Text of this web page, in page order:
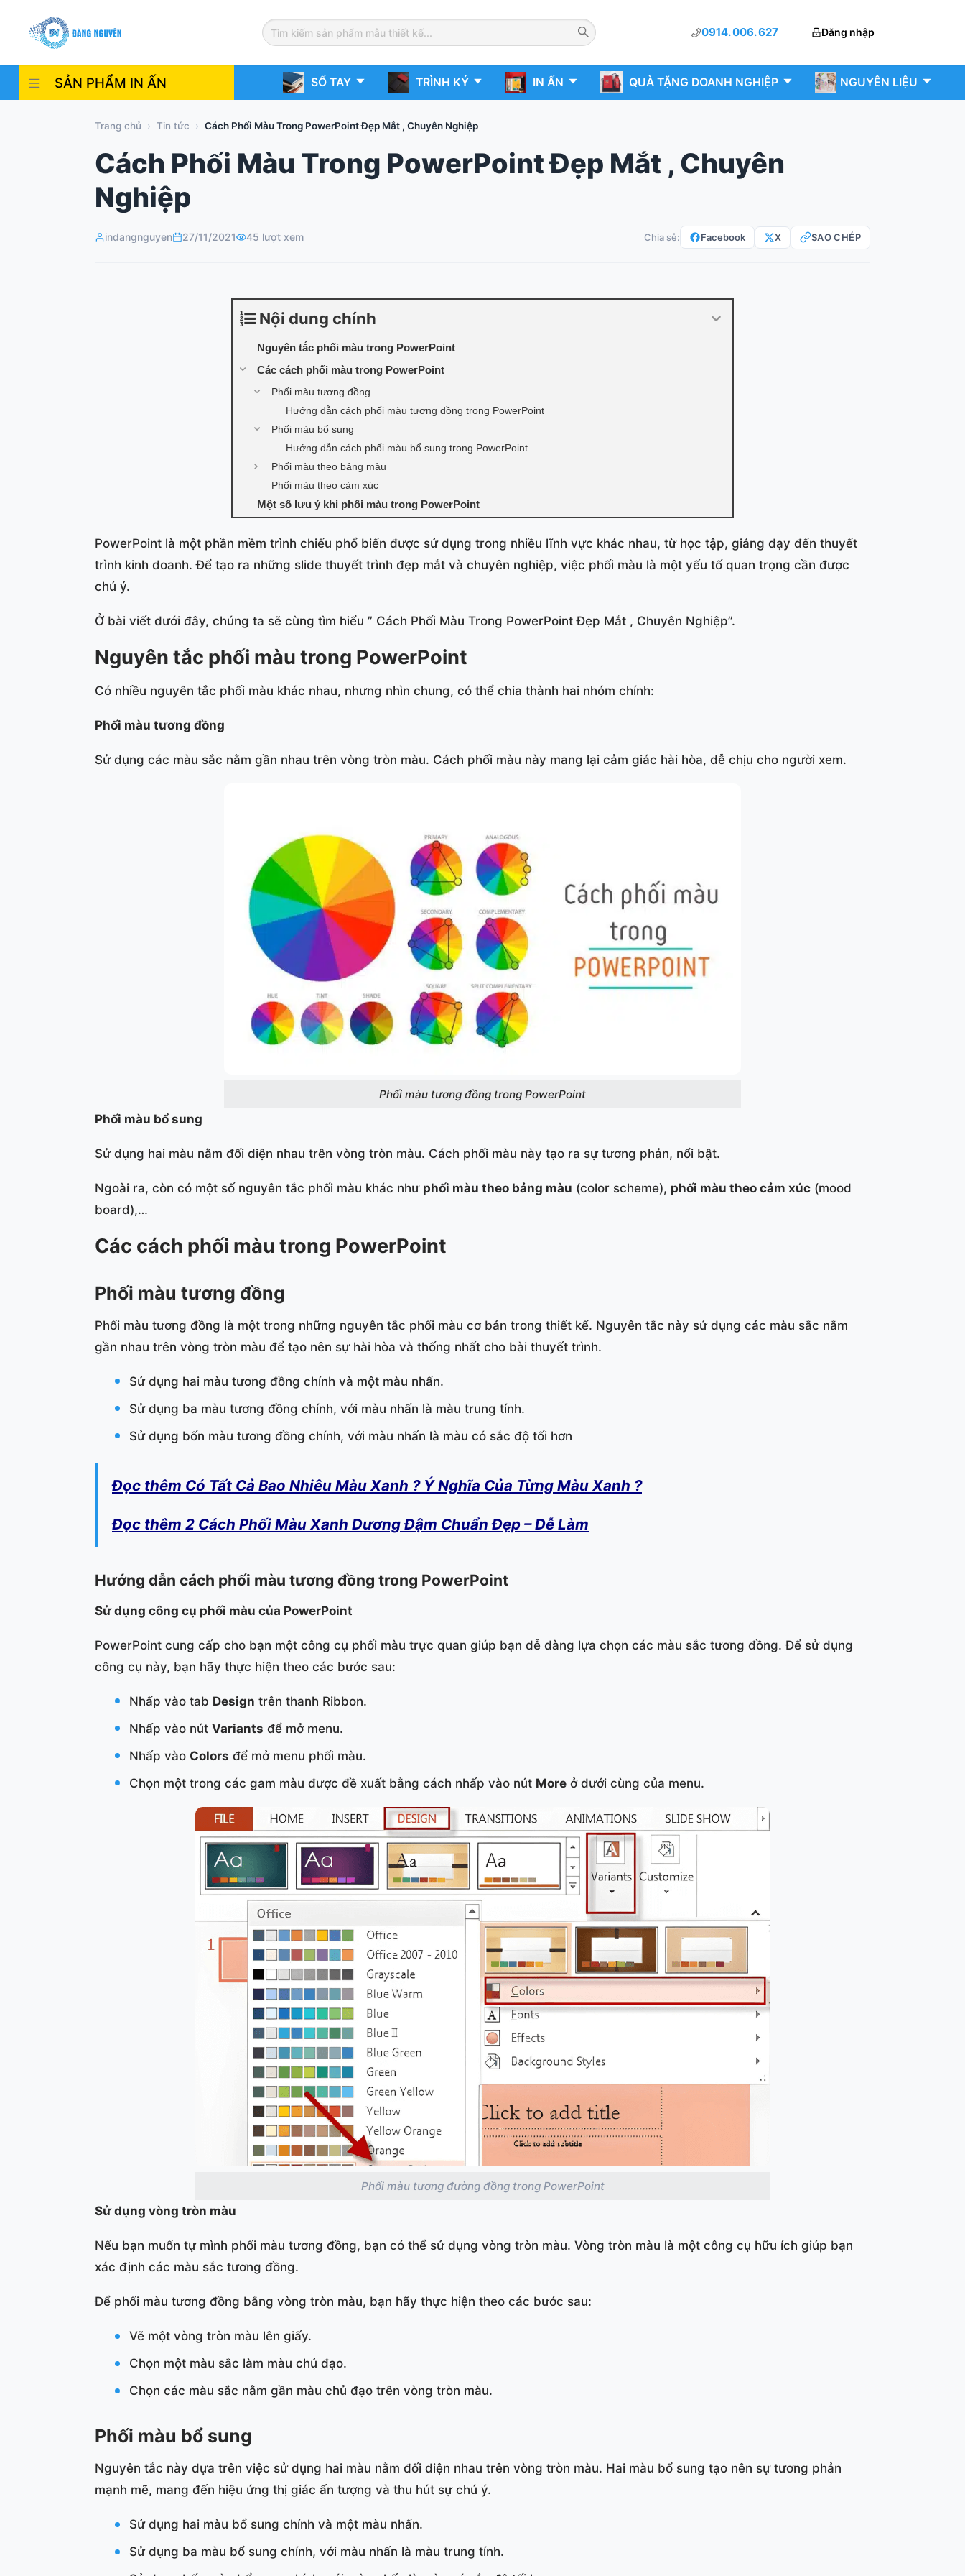
content
0914. 006. 627 Đăng nhập
SẢN PHẨM IN ẤN SỔ TAY TRÌNH KÝ IN ẤN QUÀ TẶNG DOANH NGHIỆP NGUYÊN LIỆU
Trang chủ › Tin tức › Cách Phối Màu Trong PowerPoint Đẹp Mắt , Chuyên Nghiệp
Cách Phối Màu Trong PowerPoint Đẹp Mắt , Chuyên
Nghiệp
indangnguyen 27/11/2021 45 lượt xem Chia sẻ: Facebook X SAO CHÉP
Nội dung chính
Nguyên tắc phối màu trong PowerPoint
Các cách phối màu trong PowerPoint
Phối màu tương đồng
Hướng dẫn cách phối màu tương đồng trong PowerPoint
Phối màu bổ sung
Hướng dẫn cách phối màu bổ sung trong PowerPoint
Phối màu theo bảng màu
Phối màu theo cảm xúc
Một số lưu ý khi phối màu trong PowerPoint
PowerPoint là một phần mềm trình chiếu phổ biến được sử dụng trong nhiều lĩnh vực khác nhau, từ học tập, giảng dạy đến thuyết
trình kinh doanh. Để tạo ra những slide thuyết trình đẹp mắt và chuyên nghiệp, việc phối màu là một yếu tố quan trọng cần được
chú ý.
Ở bài viết dưới đây, chúng ta sẽ cùng tìm hiểu ” Cách Phối Màu Trong PowerPoint Đẹp Mắt , Chuyên Nghiệp”.
Nguyên tắc phối màu trong PowerPoint
Có nhiều nguyên tắc phối màu khác nhau, nhưng nhìn chung, có thể chia thành hai nhóm chính:
Phối màu tương đồng
Sử dụng các màu sắc nằm gần nhau trên vòng tròn màu. Cách phối màu này mang lại cảm giác hài hòa, dễ chịu cho người xem.
Phối màu tương đồng trong PowerPoint
Phối màu bổ sung
Sử dụng hai màu nằm đối diện nhau trên vòng tròn màu. Cách phối màu này tạo ra sự tương phản, nổi bật.
Ngoài ra, còn có một số nguyên tắc phối màu khác như phối màu theo bảng màu (color scheme), phối màu theo cảm xúc (mood
board),…
Các cách phối màu trong PowerPoint
Phối màu tương đồng
Phối màu tương đồng là một trong những nguyên tắc phối màu cơ bản trong thiết kế. Nguyên tắc này sử dụng các màu sắc nằm
gần nhau trên vòng tròn màu để tạo nên sự hài hòa và thống nhất cho bài thuyết trình.
Sử dụng hai màu tương đồng chính và một màu nhấn.
Sử dụng ba màu tương đồng chính, với màu nhấn là màu trung tính.
Sử dụng bốn màu tương đồng chính, với màu nhấn là màu có sắc độ tối hơn
Đọc thêm Có Tất Cả Bao Nhiêu Màu Xanh ? Ý Nghĩa Của Từng Màu Xanh ?
Đọc thêm 2 Cách Phối Màu Xanh Dương Đậm Chuẩn Đẹp – Dễ Làm
Hướng dẫn cách phối màu tương đồng trong PowerPoint
Sử dụng công cụ phối màu của PowerPoint
PowerPoint cung cấp cho bạn một công cụ phối màu trực quan giúp bạn dễ dàng lựa chọn các màu sắc tương đồng. Để sử dụng
công cụ này, bạn hãy thực hiện theo các bước sau:
Nhấp vào tab Design trên thanh Ribbon.
Nhấp vào nútVariants để mở menu.
Nhấp vào Colors để mở menu phối màu.
Chọn một trong các gam màu được đề xuất bằng cách nhấp vào nút More ở dưới cùng của menu.
Phối màu tương đường đồng trong PowerPoint
Sử dụng vòng tròn màu
Nếu bạn muốn tự mình phối màu tương đồng, bạn có thể sử dụng vòng tròn màu. Vòng tròn màu là một công cụ hữu ích giúp bạn
xác định các màu sắc tương đồng.
Để phối màu tương đồng bằng vòng tròn màu, bạn hãy thực hiện theo các bước sau:
Vẽ một vòng tròn màu lên giấy.
Chọn một màu sắc làm màu chủ đạo.
Chọn các màu sắc nằm gần màu chủ đạo trên vòng tròn màu.
Phối màu bổ sung
Nguyên tắc này dựa trên việc sử dụng hai màu nằm đối diện nhau trên vòng tròn màu. Hai màu bổ sung tạo nên sự tương phản
mạnh mẽ, mang đến hiệu ứng thị giác ấn tượng và thu hút sự chú ý.
Sử dụng hai màu bổ sung chính và một màu nhấn.
Sử dụng ba màu bổ sung chính, với màu nhấn là màu trung tính.